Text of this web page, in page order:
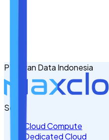
Tulis Kebutuhan Anda di Sini
PT Awan Data Indonesia
Servis
Cloud Compute
Dedicated Cloud